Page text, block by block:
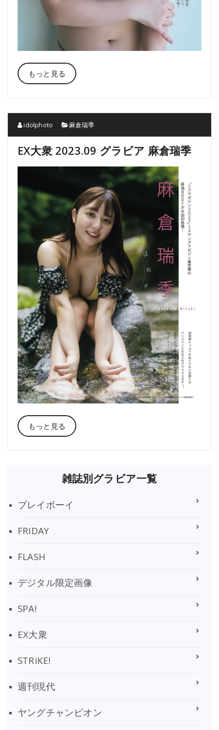
もっと見る
idolphoto 麻倉瑞季
EX大衆 2023.09 グラビア 麻倉瑞季
もっと見る
雑誌別グラビア一覧
プレイボーイ
FRIDAY
FLASH
デジタル限定画像
SPA!
EX大衆
STRiKE!
週刊現代
ヤングチャンピオン